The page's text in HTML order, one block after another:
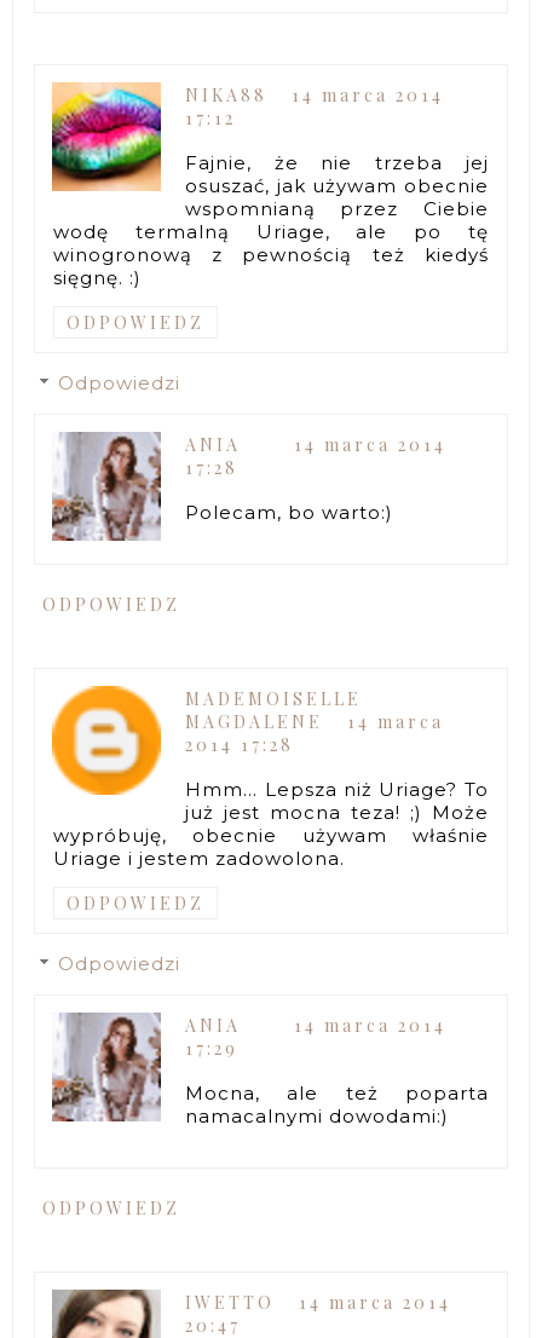
NIKA88
14 marca 2014
17:12
Fajnie, że nie trzeba jej
osuszać, jak używam obecnie
wspomnianą przez Ciebie
wodę termalną Uriage, ale po tę
winogronową z pewnością też kiedyś
sięgnę. :)
ODPOWIEDZ
Odpowiedzi
ANIA
14 marca 2014
17:28
Polecam, bo warto:)
ODPOWIEDZ
MADEMOISELLE
MAGDALENE
14 marca
2014 17:28
Hmm... Lepsza niż Uriage? To
już jest mocna teza! ;) Może
wypróbuję, obecnie używam właśnie
Uriage i jestem zadowolona.
ODPOWIEDZ
Odpowiedzi
ANIA
14 marca 2014
17:29
Mocna, ale też poparta
namacalnymi dowodami:)
ODPOWIEDZ
IWETTO
14 marca 2014
20:47